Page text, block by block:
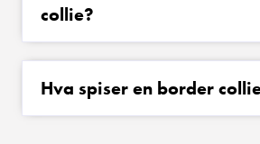
collie?
Hva spiser en border